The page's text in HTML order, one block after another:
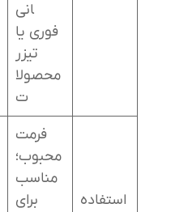
انی
فوری یا
تیزر
محصولا
ت
استفاده
فرمت
محبوب؛
مناسب
برای